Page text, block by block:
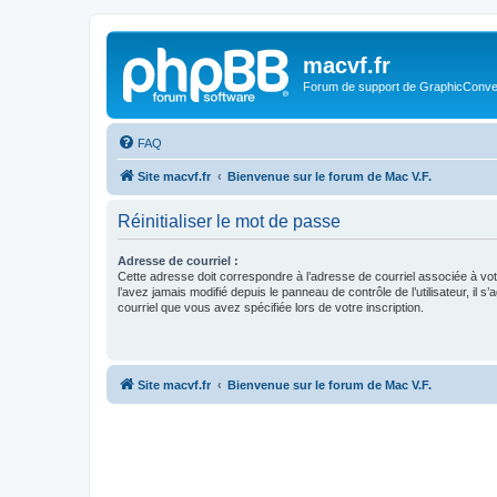
macvf.fr
Forum de support de
FAQ
Site macvf.fr Bienvenue sur le forum de Mac V.F.
Réinitialiser le mot de passe
Adresse de courriel :
Cette adresse doit correspondre à l’adresse de courriel associée à
l’avez jamais modifié depuis le panneau de contrôle de l’utilisateur, il
courriel que vous avez spécifiée lors de votre inscription.
Site macvf.fr Bienvenue sur le forum de Mac V.F.